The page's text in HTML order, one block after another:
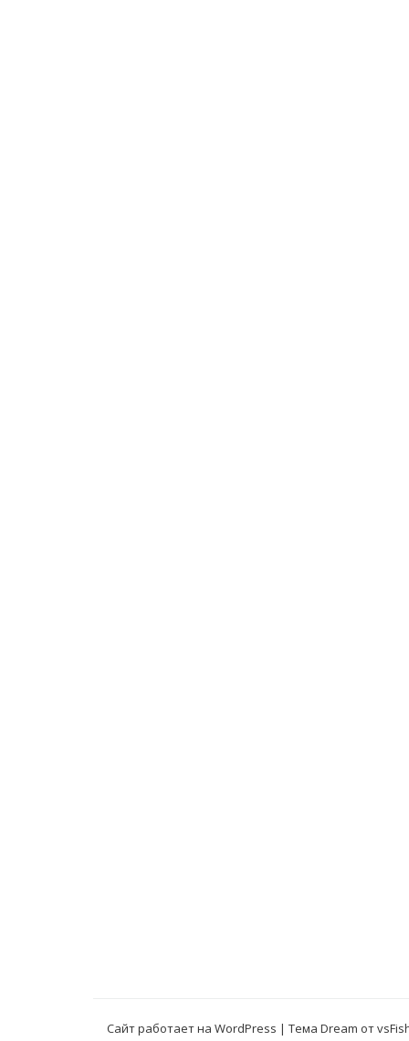
Сайт работает на WordPress | Тема Dream от